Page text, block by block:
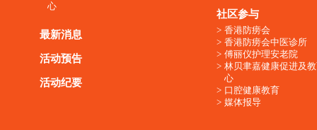
心
最新消息
活动预告
活动纪要
社区参与
香港防痨会
香港防痨会中医诊所
傅丽仪护理安老院
林贝聿嘉健康促进及
心
口腔健康教育
媒体报导